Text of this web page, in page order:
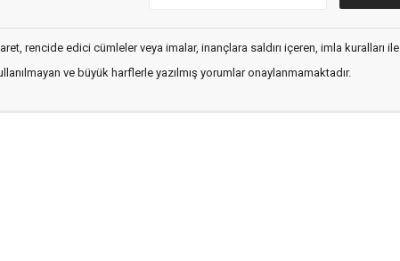
rencide edici cümleler veya imalar, inançlara saldırı içeren, imla kuralları ile
ve büyük harflerle yazılmış yorumlar onaylanmamaktadır.